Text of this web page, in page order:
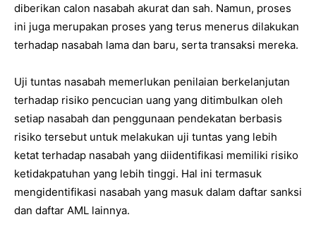
diberikan calon nasabah akurat dan sah. Namun, proses
ini juga merupakan proses yang terus menerus dilakukan
terhadap nasabah lama dan baru, serta transaksi mereka.
Uji tuntas nasabah memerlukan penilaian berkelanjutan
terhadap risiko pencucian uang yang ditimbulkan oleh
setiap nasabah dan penggunaan pendekatan berbasis
risiko tersebut untuk melakukan uji tuntas yang lebih
ketat terhadap nasabah yang diidentifikasi memiliki risiko
ketidakpatuhan yang lebih tinggi. Hal ini termasuk
mengidentifikasi nasabah yang masuk dalam daftar sanksi
dan daftar AML lainnya.